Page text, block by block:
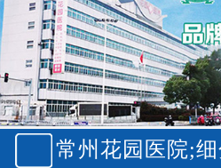
常州花园医院;